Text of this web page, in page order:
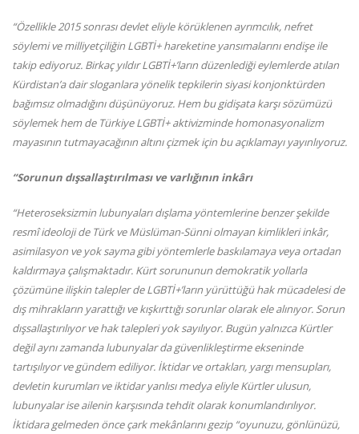
“Özellikle 2015 sonrası devlet eliyle körüklenen ayrımcılık, nefret
söylemi ve milliyetçiliğin LGBTİ+ hareketine yansımalarını endişe ile
takip ediyoruz. Birkaç yıldır LGBTİ+’ların düzenlediği eylemlerde atılan
Kürdistan’a dair sloganlara yönelik tepkilerin siyasi konjonktürden
bağımsız olmadığını düşünüyoruz. Hem bu gidişata karşı sözümüzü
söylemek hem de Türkiye LGBTİ+ aktivizminde homonasyonalizm
mayasının tutmayacağının altını çizmek için bu açıklamayı yayınlıyoruz.
“Sorunun dışsallaştırılması ve varlığının inkârı
“Heteroseksizmin lubunyaları dışlama yöntemlerine benzer şekilde
resmî ideoloji de Türk ve Müslüman-Sünni olmayan kimlikleri inkâr,
asimilasyon ve yok sayma gibi yöntemlerle baskılamaya veya ortadan
kaldırmaya çalışmaktadır. Kürt sorununun demokratik yollarla
çözümüne ilişkin talepler de LGBTİ+’ların yürüttüğü hak mücadelesi de
dış mihrakların yarattığı ve kışkırttığı sorunlar olarak ele alınıyor. Sorun
dışsallaştırılıyor ve hak talepleri yok sayılıyor. Bugün yalnızca Kürtler
değil aynı zamanda lubunyalar da güvenlikleştirme ekseninde
tartışılıyor ve gündem ediliyor. İktidar ve ortakları, yargı mensupları,
devletin kurumları ve iktidar yanlısı medya eliyle Kürtler ulusun,
lubunyalar ise ailenin karşısında tehdit olarak konumlandırılıyor.
İktidara gelmeden önce çark mekânlarını gezip “oyunuzu, gönlünüzü,